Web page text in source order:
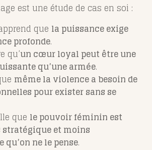
est une étude de cas en soi :
que la puissance exige
profonde.
qu’un cœur loyal peut être une
qu’une armée.
même la violence a besoin de
pour exister sans se
que le pouvoir féminin est
et moins
ne le pense.